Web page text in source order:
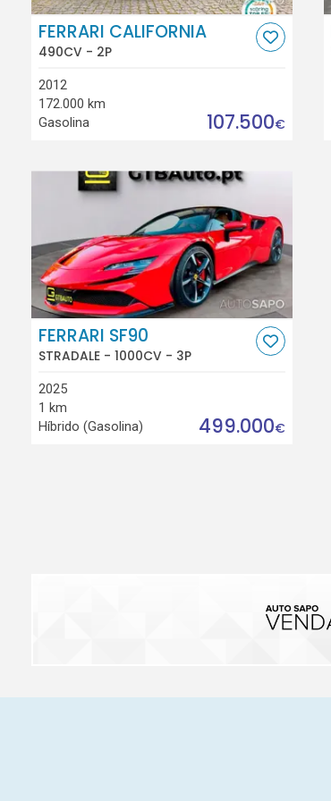
FERRARI CALIFORNIA
490CV - 2P
2012
172.000 km
Gasolina
107.500€
FERRARI SF90
STRADALE - 1000CV - 3P
2025
1 km
Híbrido (Gasolina)
499.000€